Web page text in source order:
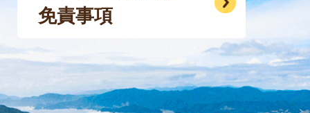
免責事項